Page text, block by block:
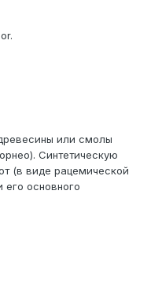
или смолы
Синтетическую
(в виде рацемической
основного